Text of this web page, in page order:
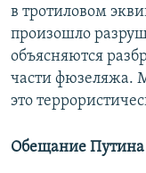
в тротиловом
произошло
объясняются
части фюзеляжа.
это
Обещание Путина